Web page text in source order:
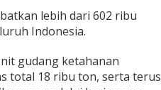
lebih dari 602 ribu
Indonesia.
gudang ketahanan
total 18 ribu ton, serta terus